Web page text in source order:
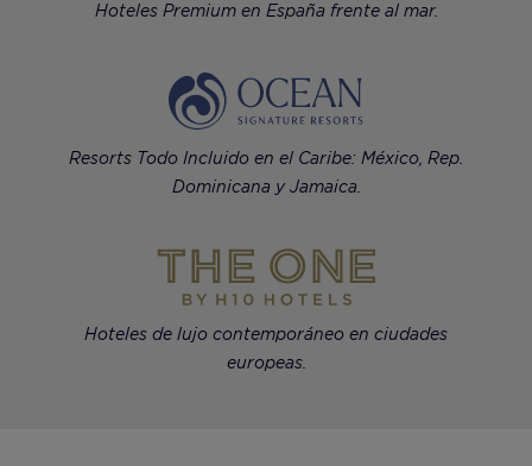
Hoteles Premium en España frente al mar.
Resorts Todo Incluido en el Caribe: México, Rep.
Dominicana y Jamaica.
Hoteles de lujo contemporáneo en ciudades
europeas.